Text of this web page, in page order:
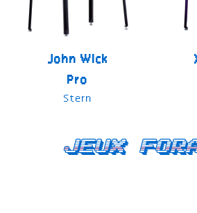
John Wick
Pro
Stern
Jeux